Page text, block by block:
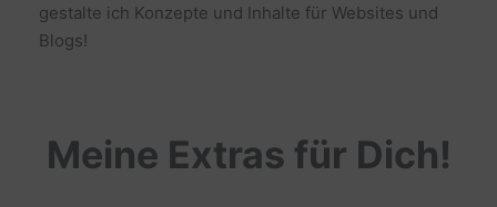
gestalte ich Konzepte und Inhalte für Websites und
Blogs!
Meine Extras für Dich!